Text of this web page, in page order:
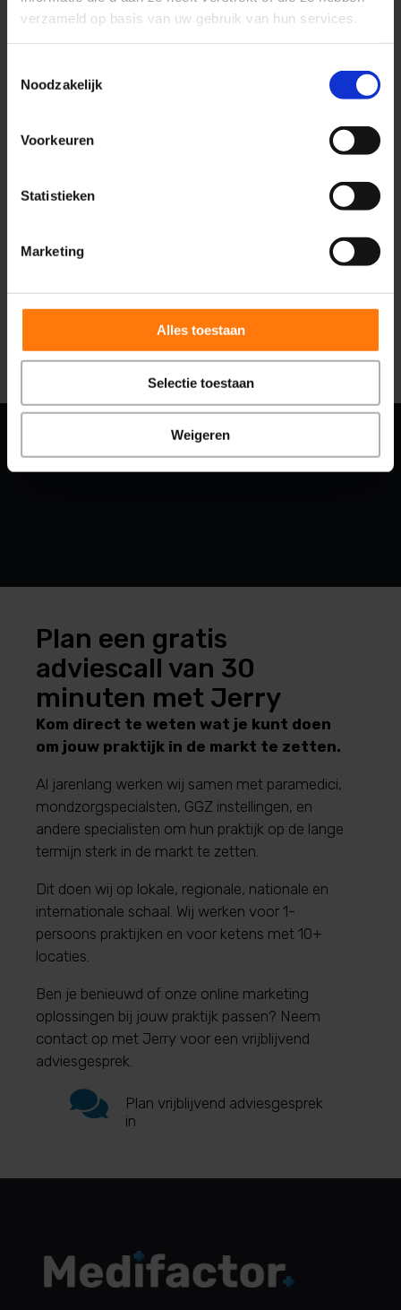
verzameld op basis van uw gebruik van hun services.
Noodzakelijk
Voorkeuren
Statistieken
Marketing
Alles toestaan
Selectie toestaan
Weigeren
hoogwaardige medische content op
Plan een gratis
adviescall van 30
minuten met Jerry
Kom direct te weten wat je kunt doen
om jouw praktijk in de markt te zetten.
Al jarenlang werken wij samen met paramedici,
mondzorgspecialsten, GGZ instellingen, en
andere specialisten om hun praktijk op de lange
termijn sterk in de markt te zetten.
Dit doen wij op lokale, regionale, nationale en
internationale schaal. Wij werken voor 1-
persoons praktijken en voor ketens met 10+
locaties.
Ben je benieuwd of onze online marketing
oplossingen bij jouw praktijk passen? Neem
contact op met Jerry voor een vrijblijvend
adviesgesprek.

Plan vrijblijvend adviesgesprek
in